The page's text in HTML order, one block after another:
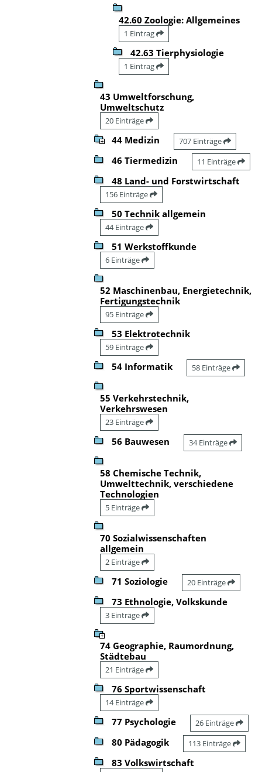
42.60 Zoologie: Allgemeines
1 Eintrag
42.63 Tierphysiologie
1 Eintrag
43 Umweltforschung,
Umweltschutz
20 Einträge
44 Medizin 707 Einträge
46 Tiermedizin 11 Einträge
48 Land- und Forstwirtschaft
156 Einträge
50 Technik allgemein
44 Einträge
51 Werkstoffkunde
6 Einträge
52 Maschinenbau, Energietechnik,
Fertigungstechnik
95 Einträge
53 Elektrotechnik
59 Einträge
54 Informatik 58 Einträge
55 Verkehrstechnik,
Verkehrswesen
23 Einträge
56 Bauwesen 34 Einträge
58 Chemische Technik,
Umwelttechnik, verschiedene
Technologien
5 Einträge
70 Sozialwissenschaften
allgemein
2 Einträge
71 Soziologie 20 Einträge
73 Ethnologie, Volkskunde
3 Einträge
74 Geographie, Raumordnung,
Städtebau
21 Einträge
76 Sportwissenschaft
14 Einträge
77 Psychologie 26 Einträge
80 Pädagogik 113 Einträge
83 Volkswirtschaft